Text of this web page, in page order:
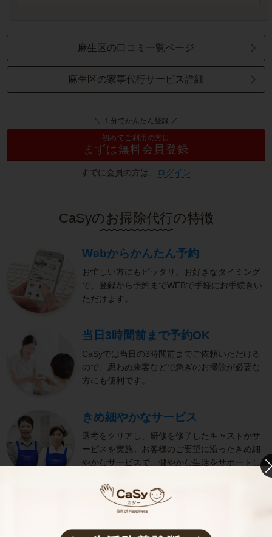
麻生区の口コミ一覧ページ
麻生区の家事代行サービス詳細
＼ １分でかんたん登録 ／
初めてご利用の方は
まずは無料会員登録
すでに会員の方は、 ログイン
CaSyのお掃除代行の特徴
Webからかんたん予約
お忙しい方にもピッタリ。お好きなタイミング
で、登録から予約までWEBで手軽にお手続きい
ただけます。
当日3時間前まで予約OK
CaSyでは当日の3時間前までご依頼いただける
ので、思わぬ来客などで急ぎのお掃除が必要な
方にも便利です。
きめ細やかなサービス
選考をクリアし、研修を修了したキャストがサ
ービスを実施。お客様のご要望に沿ったきめ細
やかなサービスで、健やかな生活をサポートし
お掃除代行のサービス内容